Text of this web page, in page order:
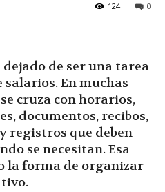
0
124
de ser una tarea
En muchas
cruza con horarios,
documentos, recibos,
registros que deben
se necesitan. Esa
la forma de organizar